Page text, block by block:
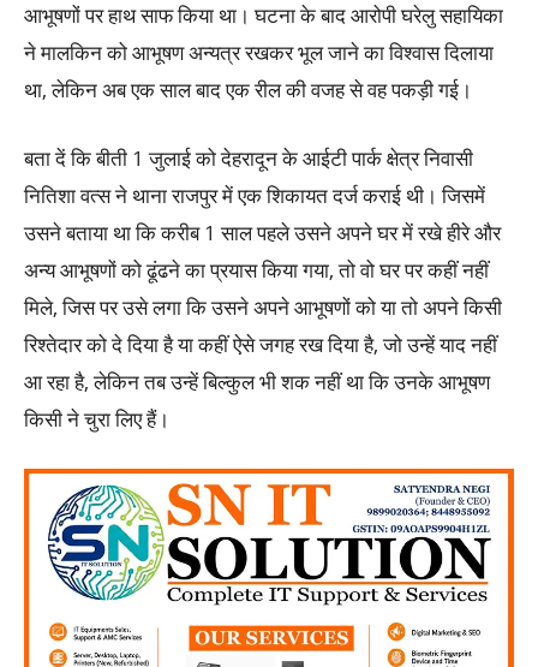
आभूषणों पर हाथ साफ किया था। घटना के बाद आरोपी घरेलु सहायिका
ने मालकिन को आभूषण अन्यत्र रखकर भूल जाने का विश्वास दिलाया
था, लेकिन अब एक साल बाद एक रील की वजह से वह पकड़ी गई।
बता दें कि बीती 1 जुलाई को देहरादून के आईटी पार्क क्षेत्र निवासी
नितिशा वत्स ने थाना राजपुर में एक शिकायत दर्ज कराई थी। जिसमें
उसने बताया था कि करीब 1 साल पहले उसने अपने घर में रखे हीरे और
अन्य आभूषणों को ढूंढने का प्रयास किया गया, तो वो घर पर कहीं नहीं
मिले, जिस पर उसे लगा कि उसने अपने आभूषणों को या तो अपने किसी
रिश्तेदार को दे दिया है या कहीं ऐसे जगह रख दिया है, जो उन्हें याद नहीं
आ रहा है, लेकिन तब उन्हें बिल्कुल भी शक नहीं था कि उनके आभूषण
किसी ने चुरा लिए हैं।